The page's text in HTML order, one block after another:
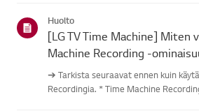
Huolto
[LG TV Time Machine] Miten
Machine Recording -
➔ Tarkista seuraavat ennen kuin
Recordingia. * Time Machine